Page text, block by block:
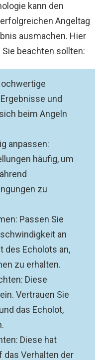
kann den
Angeltag
ausmachen. Hier
beachten sollten:
und
beim Angeln
anpassen:
häufig, um
zu
Passen Sie
an
des Echolots an,
zu erhalten.
Diese
Vertrauen Sie
das Echolot,
Diese hat
das Verhalten der